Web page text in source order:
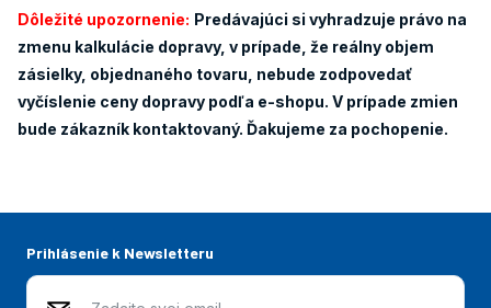
Dôležité upozornenie: Predávajúci si vyhradzuje právo na
zmenu kalkulácie dopravy, v prípade, že reálny objem
zásielky, objednaného tovaru, nebude zodpovedať
vyčíslenie ceny dopravy podľa e-shopu. V prípade zmien
bude zákazník kontaktovaný. Ďakujeme za pochopenie.
Prihlásenie k Newsletteru